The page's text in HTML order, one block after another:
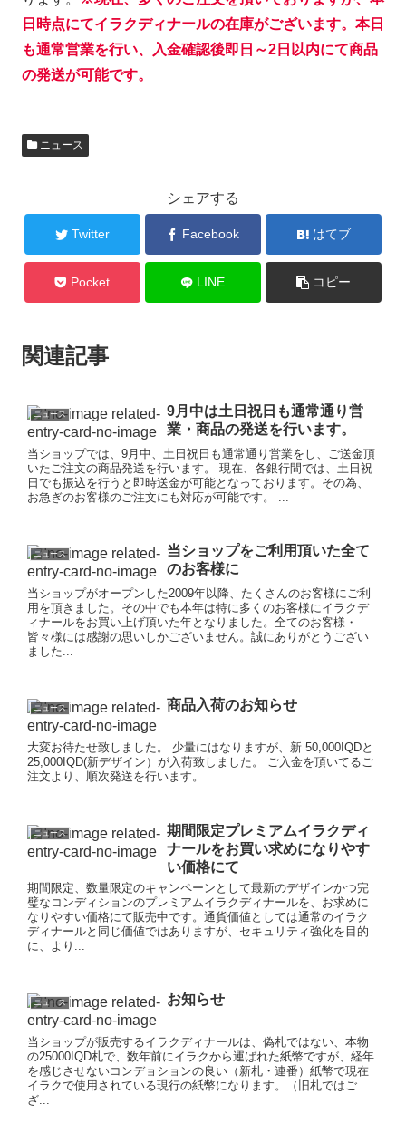
日時点にてイラクディナールの在庫がございます。本日
も通常営業を行い、入金確認後即日～2日以内にて商品
の発送が可能です。
ニュース
シェアする
Twitter Facebook はてブ
Pocket LINE コピー
関連記事
ニュース
9月中は土日祝日も通常通り営
業・商品の発送を行います。
当ショップでは、9月中、土日祝日も通常通り営業をし、ご送金頂
いたご注文の商品発送を行います。 現在、各銀行間では、土日祝
日でも振込を行うと即時送金が可能となっております。その為、
お急ぎのお客様のご注文にも対応が可能です。 ...
ニュース
当ショップをご利用頂いた全て
のお客様に
当ショップがオープンした2009年以降、たくさんのお客様にご利
用を頂きました。その中でも本年は特に多くのお客様にイラクデ
ィナールをお買い上げ頂いた年となりました。全てのお客様・
皆々様には感謝の思いしかございません。誠にありがとうござい
ました...
ニュース 商品入荷のお知らせ
大変お待たせ致しました。 少量にはなりますが、新 50,000IQDと
25,000IQD(新デザイン）が入荷致しました。 ご入金を頂いてるご
注文より、順次発送を行います。
ニュース
期間限定プレミアムイラクディ
ナールをお買い求めになりやす
い価格にて
期間限定、数量限定のキャンペーンとして最新のデザインかつ完
璧なコンディションのプレミアムイラクディナールを、お求めに
なりやすい価格にて販売中です。通貨価値としては通常のイラク
ディナールと同じ価値ではありますが、セキュリティ強化を目的
に、より...
ニュース お知らせ
当ショップが販売するイラクディナールは、偽札ではない、本物
の25000IQD札で、数年前にイラクから運ばれた紙幣ですが、経年
を感じさせないコンデョションの良い（新札・連番）紙幣で現在
イラクで使用されている現行の紙幣になります。（旧札ではご
ざ...